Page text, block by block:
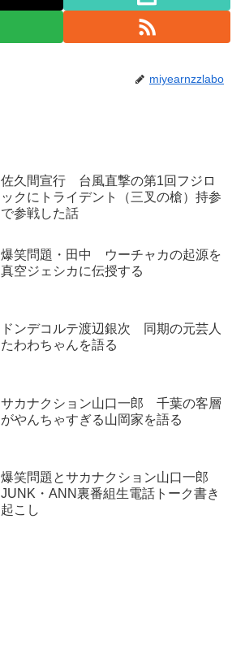
miyearnzzlabo
佐久間宣行 台風直撃の第1回フジロ
ックにトライデント（三叉の槍）持参
で参戦した話
爆笑問題・田中 ウーチャカの起源を
真空ジェシカに伝授する
ドンデコルテ渡辺銀次 同期の元芸人
たわわちゃんを語る
サカナクション山口一郎 千葉の客層
がやんちゃすぎる山岡家を語る
爆笑問題とサカナクション山口一郎
JUNK・ANN裏番組生電話トーク書き
起こし